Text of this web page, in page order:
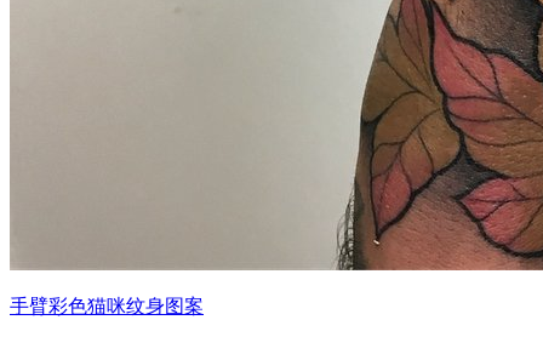
手臂彩色猫咪纹身图案